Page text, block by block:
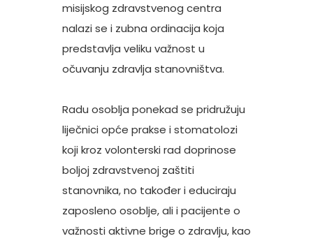
misijskog zdravstvenog centra
nalazi se i zubna ordinacija koja
predstavlja veliku važnost u
očuvanju zdravlja stanovništva.
Radu osoblja ponekad se pridružuju
liječnici opće prakse i stomatolozi
koji kroz volonterski rad doprinose
boljoj zdravstvenoj zaštiti
stanovnika, no također i educiraju
zaposleno osoblje, ali i pacijente o
važnosti aktivne brige o zdravlju, kao